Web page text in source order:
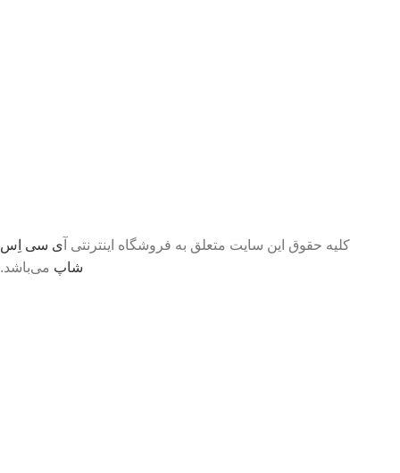
کلیه حقوق این سایت متعلق به فروشگاه اینترنتی آ ی سی اِس
شاپ می‌باشد.